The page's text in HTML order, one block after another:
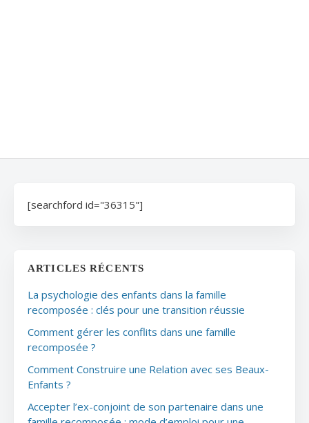
[searchford id="36315"]
ARTICLES RÉCENTS
La psychologie des enfants dans la famille
recomposée : clés pour une transition réussie
Comment gérer les conflits dans une famille
recomposée ?
Comment Construire une Relation avec ses Beaux-
Enfants ?
Accepter l’ex-conjoint de son partenaire dans une